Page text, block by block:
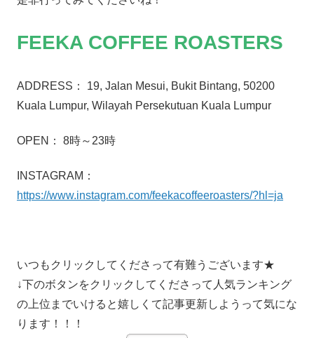
FEEKA COFFEE ROASTERS
ADDRESS： 19, Jalan Mesui, Bukit Bintang, 50200
Kuala Lumpur, Wilayah Persekutuan Kuala Lumpur
OPEN： 8時～23時
INSTAGRAM：
https://www.instagram.com/feekacoffeeroasters/?hl=ja
いつもクリックしてくださって有難うございます★
↓下のボタンをクリックしてくださって人気ランキング
の上位までいけると嬉しくて記事更新しようって気にな
ります！！！